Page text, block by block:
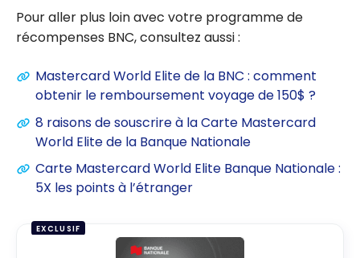
Pour aller plus loin avec votre programme de
récompenses BNC, consultez aussi :
Mastercard World Elite de la BNC : comment
obtenir le remboursement voyage de 150$ ?
8 raisons de souscrire à la Carte Mastercard
World Elite de la Banque Nationale
Carte Mastercard World Elite Banque Nationale :
5X les points à l’étranger
EXCLUSIF